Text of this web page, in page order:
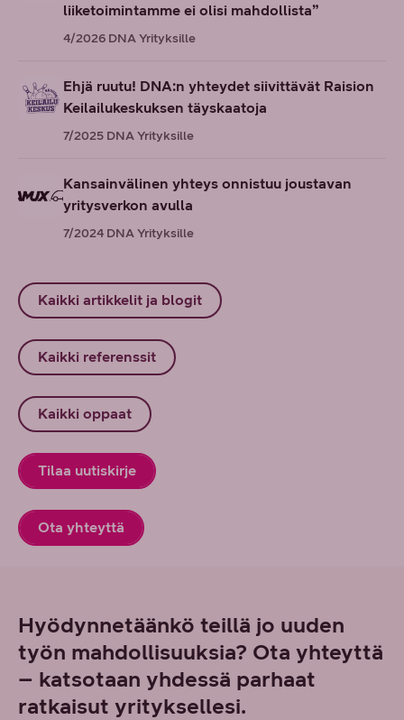
liiketoimintamme ei olisi mahdollista”
4/2026 DNA Yrityksille
Ehjä ruutu! DNA:n yhteydet siivittävät Raision
Keilailukeskuksen täyskaatoja
7/2025 DNA Yrityksille
Kansainvälinen yhteys onnistuu joustavan
yritysverkon avulla
7/2024 DNA Yrityksille
Kaikki artikkelit ja blogit
Kaikki referenssit
Kaikki oppaat
Tilaa uutiskirje
Ota yhteyttä
Hyödynnetäänkö teillä jo uuden
työn mahdollisuuksia? Ota yhteyttä
– katsotaan yhdessä parhaat
ratkaisut yrityksellesi.